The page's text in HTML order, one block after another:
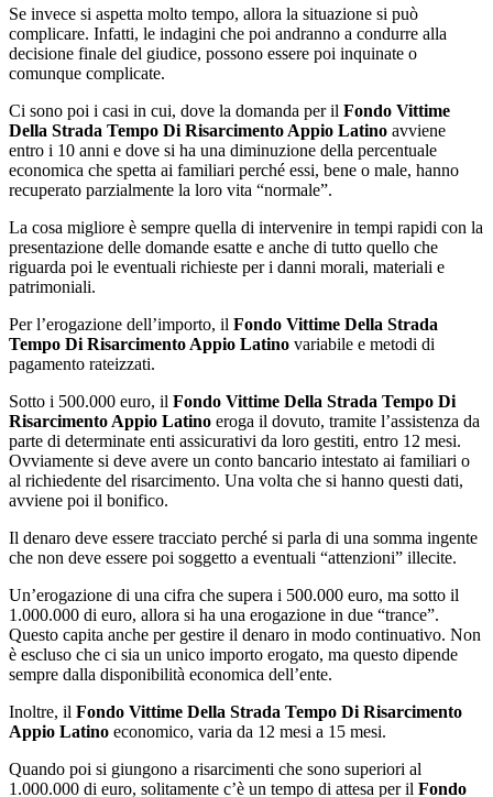
Se invece si aspetta molto tempo, allora la situazione si può
complicare. Infatti, le indagini che poi andranno a condurre alla
decisione finale del giudice, possono essere poi inquinate o
comunque complicate.
Ci sono poi i casi in cui, dove la domanda per il Fondo Vittime
Della Strada Tempo Di Risarcimento Appio Latino avviene
entro i 10 anni e dove si ha una diminuzione della percentuale
economica che spetta ai familiari perché essi, bene o male, hanno
recuperato parzialmente la loro vita “normale”.
La cosa migliore è sempre quella di intervenire in tempi rapidi con la
presentazione delle domande esatte e anche di tutto quello che
riguarda poi le eventuali richieste per i danni morali, materiali e
patrimoniali.
Per l’erogazione dell’importo, il Fondo Vittime Della Strada
Tempo Di Risarcimento Appio Latino variabile e metodi di
pagamento rateizzati.
Sotto i 500.000 euro, il Fondo Vittime Della Strada Tempo Di
Risarcimento Appio Latino eroga il dovuto, tramite l’assistenza da
parte di determinate enti assicurativi da loro gestiti, entro 12 mesi.
Ovviamente si deve avere un conto bancario intestato ai familiari o
al richiedente del risarcimento. Una volta che si hanno questi dati,
avviene poi il bonifico.
Il denaro deve essere tracciato perché si parla di una somma ingente
che non deve essere poi soggetto a eventuali “attenzioni” illecite.
Un’erogazione di una cifra che supera i 500.000 euro, ma sotto il
1.000.000 di euro, allora si ha una erogazione in due “trance”.
Questo capita anche per gestire il denaro in modo continuativo. Non
è escluso che ci sia un unico importo erogato, ma questo dipende
sempre dalla disponibilità economica dell’ente.
Inoltre, il Fondo Vittime Della Strada Tempo Di Risarcimento
Appio Latino economico, varia da 12 mesi a 15 mesi.
Quando poi si giungono a risarcimenti che sono superiori al
1.000.000 di euro, solitamente c’è un tempo di attesa per il Fondo